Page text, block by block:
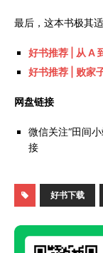
最后，这本书极其
好书推荐 | 从 A
好书推荐 | 败家
网盘链接
微信关注“田间
接
好书下载